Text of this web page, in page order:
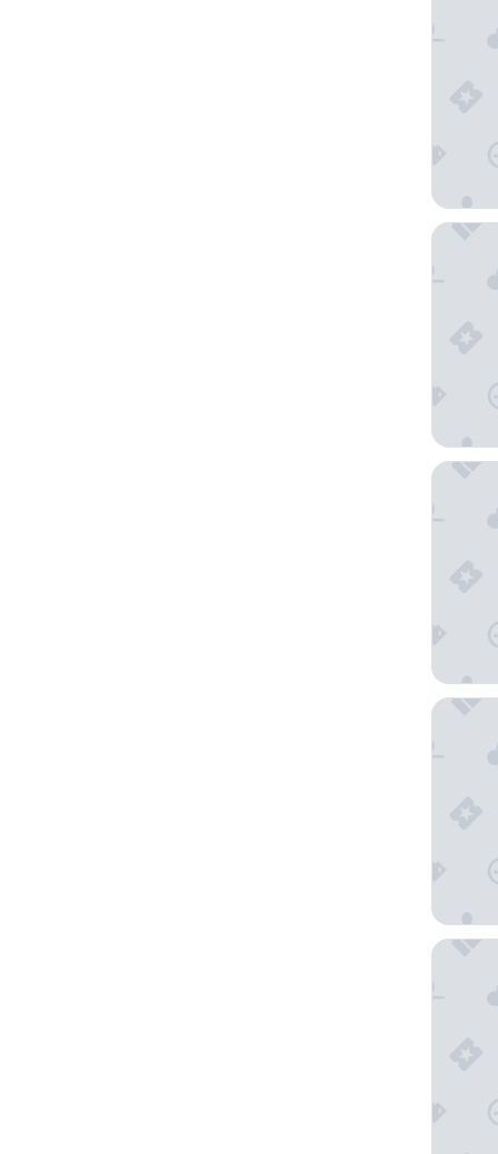
Holiday
City